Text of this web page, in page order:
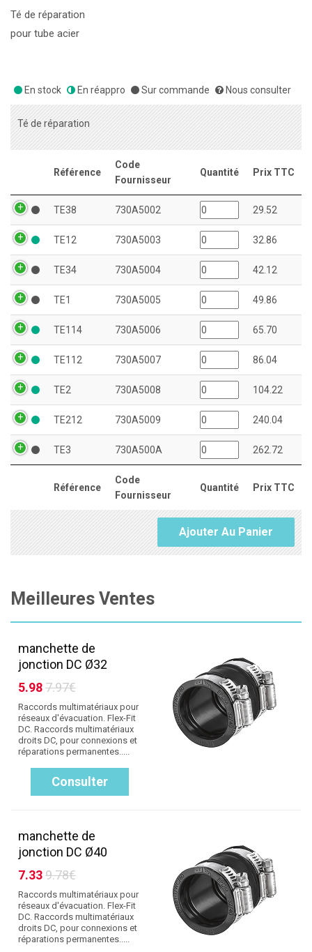
Té de réparation
pour tube acier
En stock En réappro Sur commande Nous consulter
Té de réparation
Référence
Code
Fournisseur
Quantité Prix TTC
Référence
Code
Fournisseur
Quantité Prix TTC
TE38 730A5002 29.52
TE12 730A5003 32.86
TE34 730A5004 42.12
TE1 730A5005 49.86
TE114 730A5006 65.70
TE112 730A5007 86.04
TE2 730A5008 104.22
TE212 730A5009 240.04
TE3 730A500A 262.72
Ajouter Au Panier
Meilleures Ventes
manchette de
jonction DC Ø32
5.987.97€
Raccords multimatériaux pour
réseaux d'évacuation. Flex-Fit
DC. Raccords multimatériaux
droits DC, pour connexions et
réparations permanentes.....
Consulter
manchette de
jonction DC Ø40
7.339.78€
Raccords multimatériaux pour
réseaux d'évacuation. Flex-Fit
DC. Raccords multimatériaux
droits DC, pour connexions et
réparations permanentes.....